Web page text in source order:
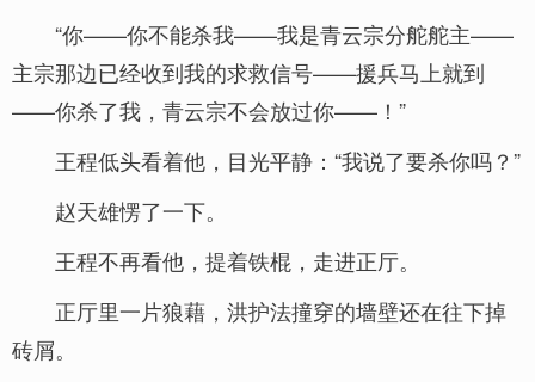
“你——你不能杀我——我是青云宗分舵舵主——
主宗那边已经收到我的求救信号——援兵马上就到
——你杀了我，青云宗不会放过你——！”
王程低头看着他，目光平静：“我说了要杀你吗？”
赵天雄愣了一下。
王程不再看他，提着铁棍，走进正厅。
正厅里一片狼藉，洪护法撞穿的墙壁还在往下掉
砖屑。